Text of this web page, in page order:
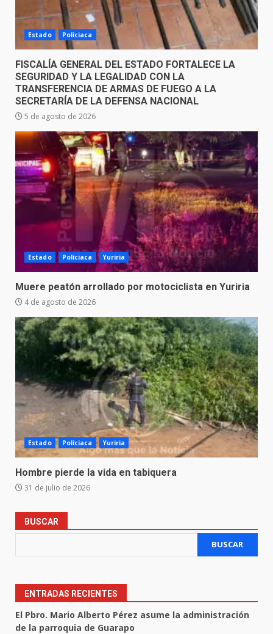
Estado Policiaca
FISCALÍA GENERAL DEL ESTADO FORTALECE LA
SEGURIDAD Y LA LEGALIDAD CON LA
TRANSFERENCIA DE ARMAS DE FUEGO A LA
SECRETARÍA DE LA DEFENSA NACIONAL
5 de agosto de 2026
Estado Policiaca Yuriria
Muere peatón arrollado por motociclista en Yuriria
4 de agosto de 2026
Estado Policiaca Yuriria
Hombre pierde la vida en tabiquera
31 de julio de 2026
BUSCAR
BUSCAR
ENTRADAS RECIENTES
El Pbro. Mario Alberto Pérez asume la administración
de la parroquia de Guarapo